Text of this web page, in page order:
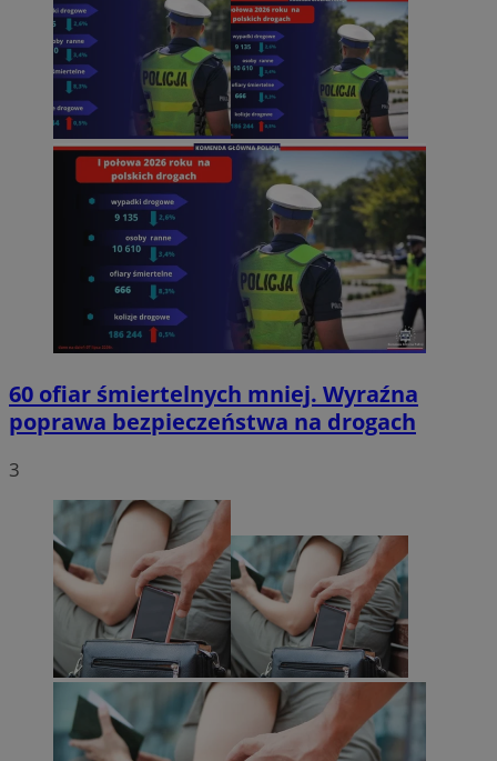
60 ofiar śmiertelnych mniej. Wyraźna
poprawa bezpieczeństwa na drogach
3